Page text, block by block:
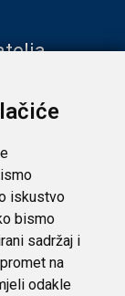
iskustvo
bismo
sadržaj i
na
odakle
1 EUR =